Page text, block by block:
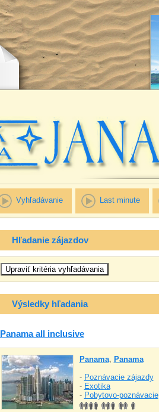
Vyhľadávanie Last minute
Hľadanie zájazdov
Výsledky hľadania
Panama all inclusive
Panama, Panama
- Poznávacie zájazdy
- Exotika
- Pobytovo-poznávacie